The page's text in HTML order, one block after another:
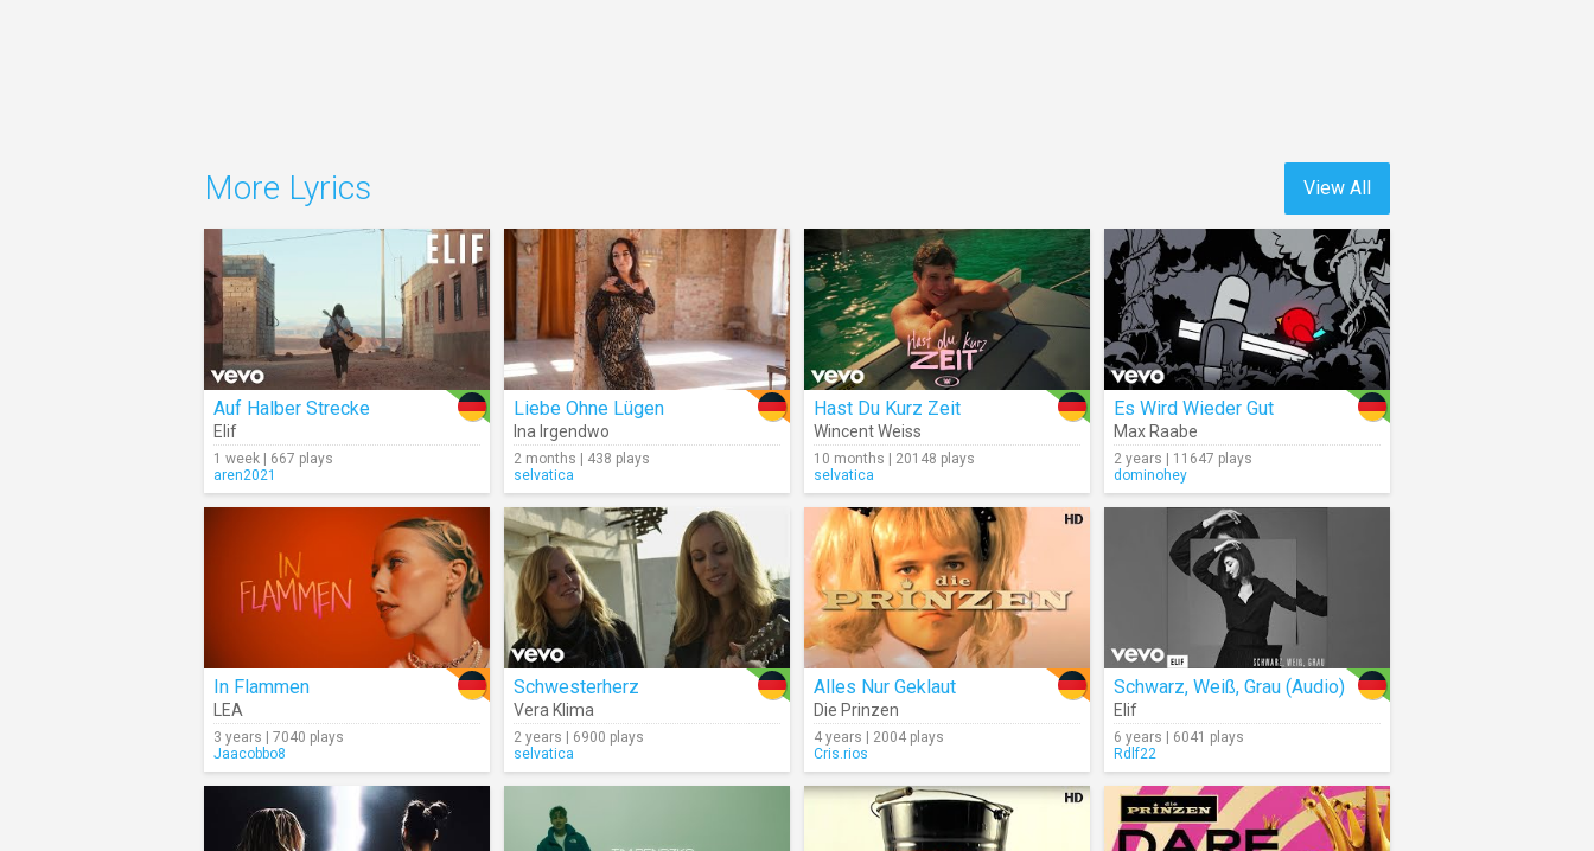
View All
More Lyrics
Auf Halber Strecke
Elif
1 week | 667 plays
aren2021
Liebe Ohne Lügen
Ina Irgendwo
2 months | 438 plays
selvatica
Hast Du Kurz Zeit
Wincent Weiss
10 months | 20148 plays
selvatica
Es Wird Wieder Gut
Max Raabe
2 years | 11647 plays
dominohey
In Flammen
LEA
3 years | 7040 plays
Jaacobbo8
Schwesterherz
Vera Klima
2 years | 6900 plays
selvatica
Alles Nur Geklaut
Die Prinzen
4 years | 2004 plays
Cris.rios
Schwarz, Weiß, Grau (Audio)
Elif
6 years | 6041 plays
Rdlf22